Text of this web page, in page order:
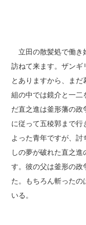
立田の散髪処で働き
訪ねて来ます。ザン
とありますから、ま
組の中では鏡介と一
だ直之進は釜形藩の
に従って五稜郭まで
よった青年ですが、
しの夢が破れた直之
す。彼の父は釜形の政
た。もちろん斬った
いる。